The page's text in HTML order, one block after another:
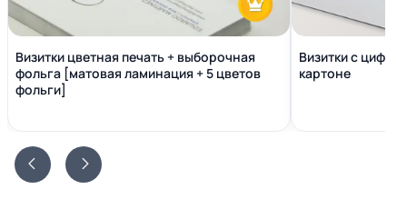
Визитки цветная печать + выборочная
фольга [матовая ламинация + 5 цветов
фольги]
Визитки с
картоне